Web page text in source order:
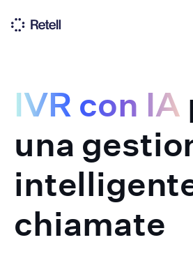
IVR con IA
una
chiamate